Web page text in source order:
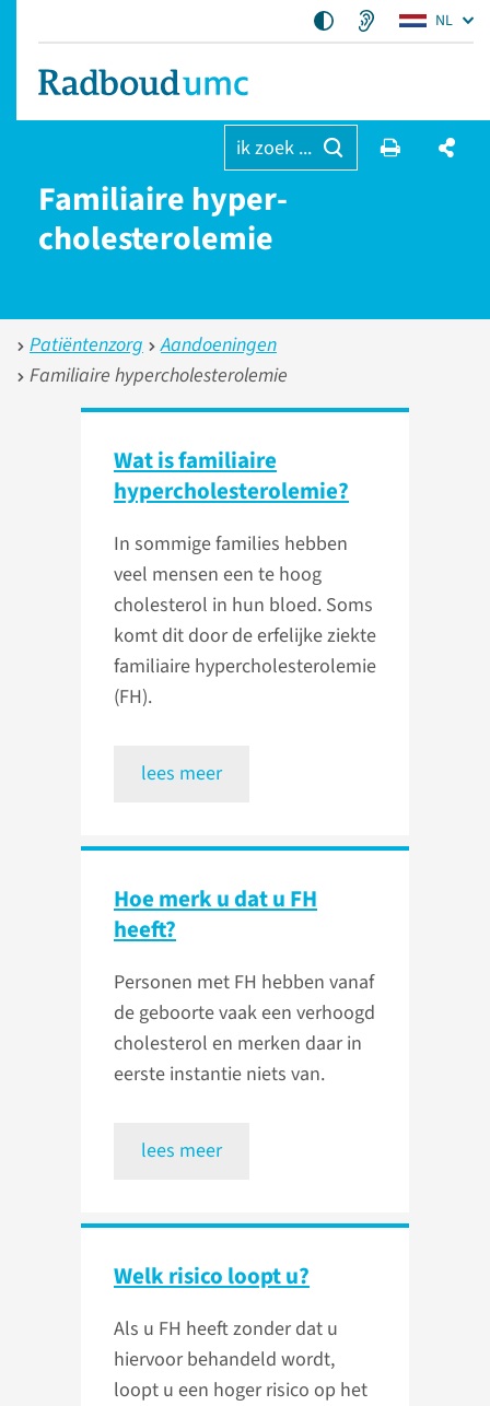
NL
ik zoek ...
Familiaire hyper­
cholesterolemie
Patiëntenzorg
Aandoeningen
Familiaire hypercholesterolemie
Wat is familiaire
hypercholesterolemie?
In sommige families hebben
veel mensen een te hoog
cholesterol in hun bloed. Soms
komt dit door de erfelijke ziekte
familiaire hypercholesterolemie
(FH).
lees meer
Hoe merk u dat u FH
heeft?
Personen met FH hebben vanaf
de geboorte vaak een verhoogd
cholesterol en merken daar in
eerste instantie niets van.
lees meer
Welk risico loopt u?
Als u FH heeft zonder dat u
hiervoor behandeld wordt,
loopt u een hoger risico op het